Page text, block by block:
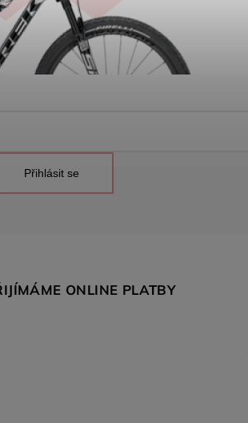
Přihlásit se
ONLINE PLATBY